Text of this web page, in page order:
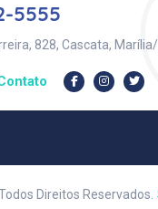
5555
828, Cascata,
Direitos Reservados.